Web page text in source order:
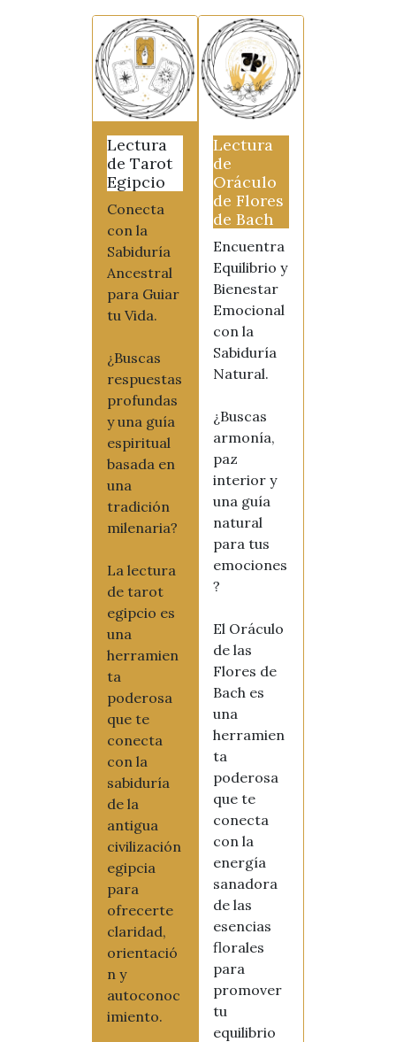
Lectura
de Tarot
Egipcio
Conecta
con la
Sabiduría
Ancestral
para Guiar
tu Vida.
¿Buscas
respuestas
profundas
y una guía
espiritual
basada en
una
tradición
milenaria?
La lectura
de tarot
egipcio es
una
herramien
ta
poderosa
que te
conecta
con la
sabiduría
de la
antigua
civilización
egipcia
para
ofrecerte
claridad,
orientació
n y
autoconoc
imiento.
Lectura
de
Oráculo
de Flores
de Bach
Encuentra
Equilibrio y
Bienestar
Emocional
con la
Sabiduría
Natural.
¿Buscas
armonía,
paz
interior y
una guía
natural
para tus
emociones
?
El Oráculo
de las
Flores de
Bach es
una
herramien
ta
poderosa
que te
conecta
con la
energía
sanadora
de las
esencias
florales
para
promover
tu
equilibrio